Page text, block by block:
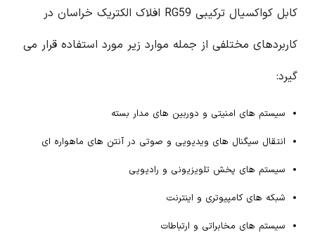
کابل کواکسیال ترکیبی RG59 افلاک الکتریک خراسان در
کاربردهای مختلفی از جمله موارد زیر مورد استفاده قرار می
گیرد:
سیستم های امنیتی و دوربین های مدار بسته
انتقال سیگنال های ویدیویی و صوتی در آنتن های ماهواره ای
سیستم های پخش تلویزیونی و رادیویی
شبکه های کامپیوتری و اینترنت
سیستم های مخابراتی و ارتباطات